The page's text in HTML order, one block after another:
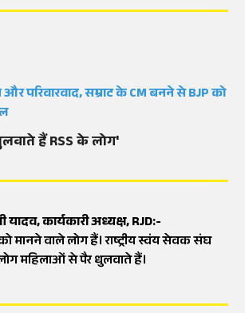
और परिवारवाद, सम्राट के CM बनने से BJP को
हैं RSS के लोग'
यादव, कार्यकारी अध्यक्ष, RJD:-
मानने वाले लोग हैं। राष्ट्रीय स्वंय सेवक संघ
महिलाओं से पैर धुलवाते हैं।